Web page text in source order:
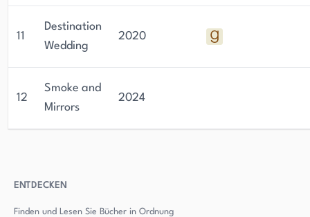
11
Destination
Wedding
2020
12
Smoke and
Mirrors
2024
ENTDECKEN
Finden und Lesen Sie Bücher in Ordnung